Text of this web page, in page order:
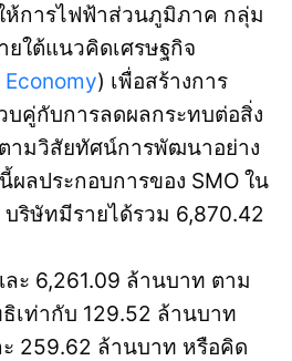
ห้การไฟฟ้าส่วนภูมิภาค กลุ่ม
ใต้แนวคิดเศรษฐกิจ
) เพื่อสร้างการ
บคู่กับการลดผลกระทบต่อสิ่ง
ามวิสัยทัศน์การพัฒนาอย่าง
ผลประกอบการของ SMO ใน
ริษัทมีรายได้รวม 6,870.42
ะ 6,261.09 ล้านบาท ตาม
เท่ากับ 129.52 ล้านบาท
259.62 ล้านบาท หรือคิด